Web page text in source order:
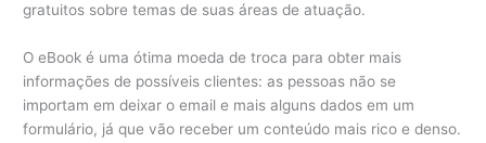
gratuitos sobre temas de suas áreas de atuação.
O eBook é uma ótima moeda de troca para obter mais
informações de possíveis clientes: as pessoas não se
importam em deixar o email e mais alguns dados em um
formulário, já que vão receber um conteúdo mais rico e denso.